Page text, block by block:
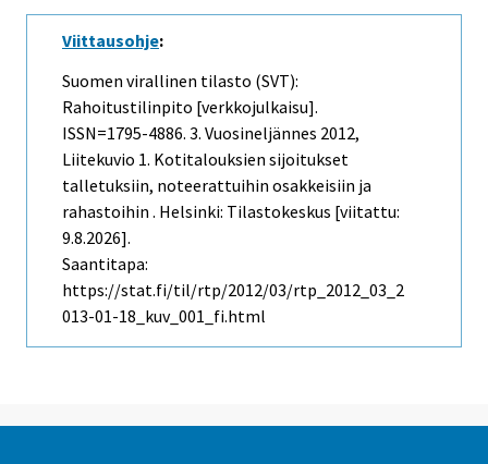
Viittausohje:
Suomen virallinen tilasto (SVT):
Rahoitustilinpito [verkkojulkaisu].
ISSN=1795-4886. 3. Vuosineljännes 2012,
Liitekuvio 1. Kotitalouksien sijoitukset
talletuksiin, noteerattuihin osakkeisiin ja
rahastoihin . Helsinki: Tilastokeskus [viitattu:
9.8.2026].
Saantitapa:
https://stat.fi/til/rtp/2012/03/rtp_2012_03_2
013-01-18_kuv_001_fi.html